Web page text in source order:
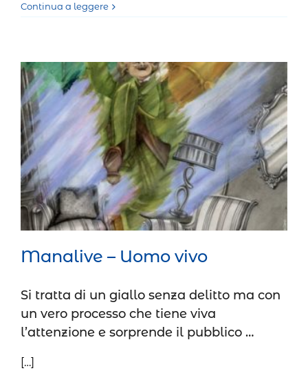
Continua a leggere
Manalive – Uomo vivo
Prosa
Manalive – Uomo vivo
Si tratta di un giallo senza delitto ma con
un vero processo che tiene viva
l’attenzione e sorprende il pubblico …
[…]